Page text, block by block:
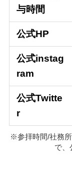
与時間
公式HP
公式instag
ram
公式Twitte
r
※参拝時間/社務
で、